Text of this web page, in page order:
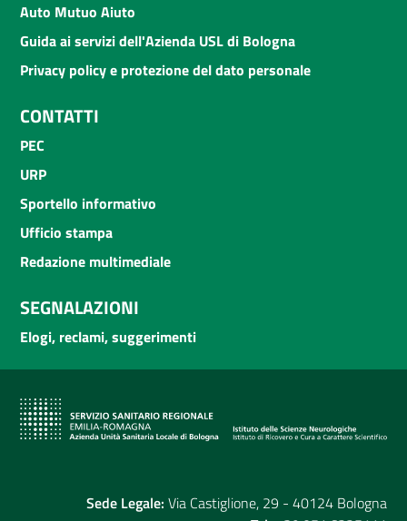
Auto Mutuo Aiuto
Guida ai servizi dell'Azienda USL di Bologna
Privacy policy e protezione del dato personale
CONTATTI
PEC
URP
Sportello informativo
Ufficio stampa
Redazione multimediale
SEGNALAZIONI
Elogi, reclami, suggerimenti
Sede Legale: Via Castiglione, 29 - 40124 Bologna